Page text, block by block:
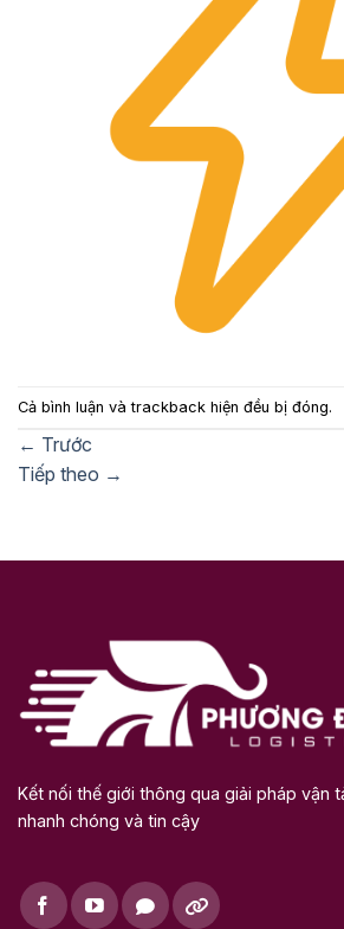
Cả bình luận và trackback hiện đều bị đóng.
← Trước
Tiếp theo →
Kết nối thế giới thông qua giải pháp vận
nhanh chóng và tin cậy